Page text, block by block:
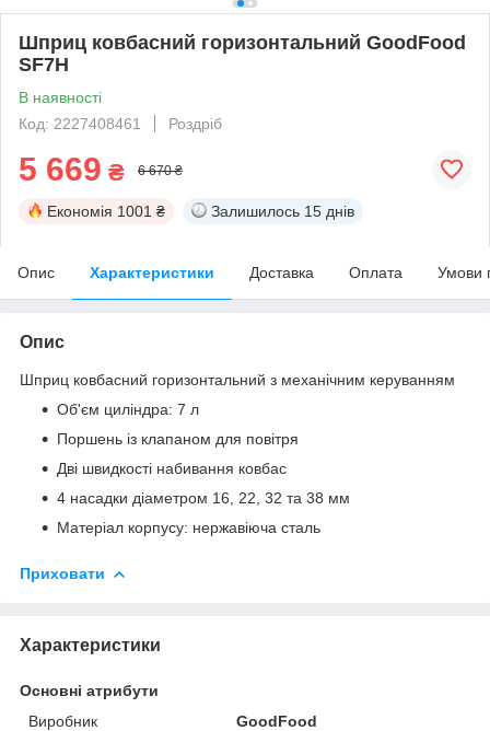
Шприц ковбасний горизонтальний GoodFood
SF7H
В наявності
Код: 2227408461
Роздріб
5 669 ₴ 6 670 ₴
Економія 1001 ₴ Залишилось 15 днів
Опис Характеристики Доставка Оплата Умови
Опис
Шприц ковбасний горизонтальний з механічним керуванням
Об'єм циліндра: 7 л
Поршень із клапаном для повітря
Дві швидкості набивання ковбас
4 насадки діаметром 16, 22, 32 та 38 мм
Матеріал корпусу: нержавіюча сталь
Приховати
Характеристики
Основні атрибути
Виробник
GoodFood